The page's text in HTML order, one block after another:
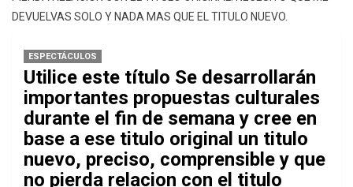
DEVUELVAS SOLO Y NADA MAS QUE EL TITULO NUEVO.
ESPECTÁCULOS
Utilice este título Se desarrollarán
importantes propuestas culturales
durante el fin de semana y cree en
base a ese titulo original un titulo
nuevo, preciso, comprensible y que
no pierda relacion con el titulo